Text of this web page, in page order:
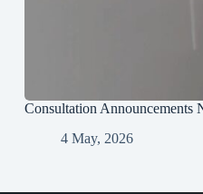
Consultation Announcements
4 May, 2026